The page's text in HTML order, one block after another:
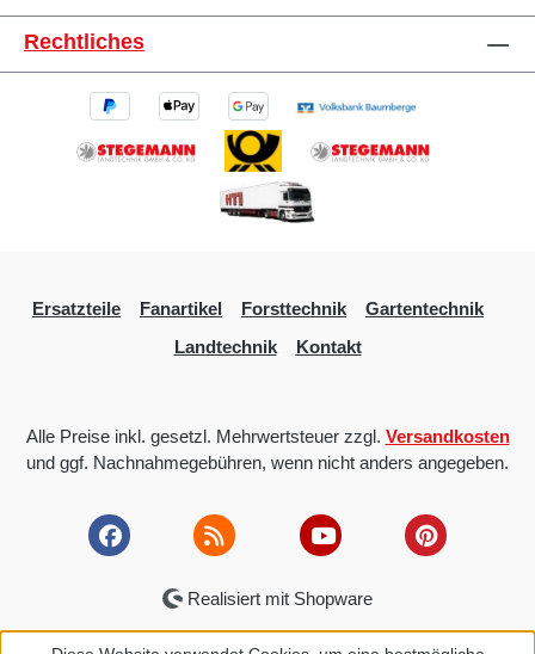
Rechtliches
Ersatzteile Fanartikel Forsttechnik
Gartentechnik
Landtechnik
Kontakt
Alle Preise inkl. gesetzl. Mehrwertsteuer zzgl. Versandkosten
und ggf. Nachnahmegebühren, wenn nicht anders angegeben.
Realisiert mit Shopware